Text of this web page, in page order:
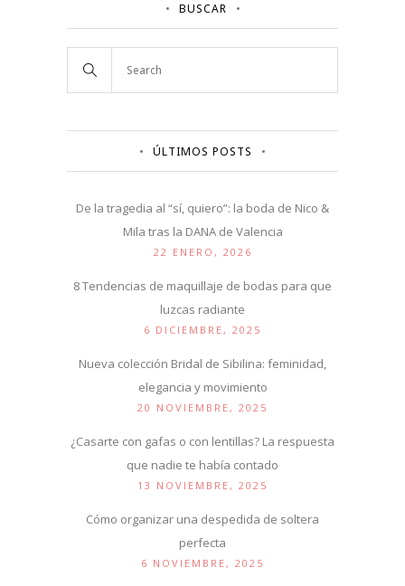
BUSCAR
ÚLTIMOS POSTS
De la tragedia al “sí, quiero”: la boda de Nico &
Mila tras la DANA de Valencia
22 ENERO, 2026
8 Tendencias de maquillaje de bodas para que
luzcas radiante
6 DICIEMBRE, 2025
Nueva colección Bridal de Sibilina: feminidad,
elegancia y movimiento
20 NOVIEMBRE, 2025
¿Casarte con gafas o con lentillas? La respuesta
que nadie te había contado
13 NOVIEMBRE, 2025
Cómo organizar una despedida de soltera
perfecta
6 NOVIEMBRE, 2025